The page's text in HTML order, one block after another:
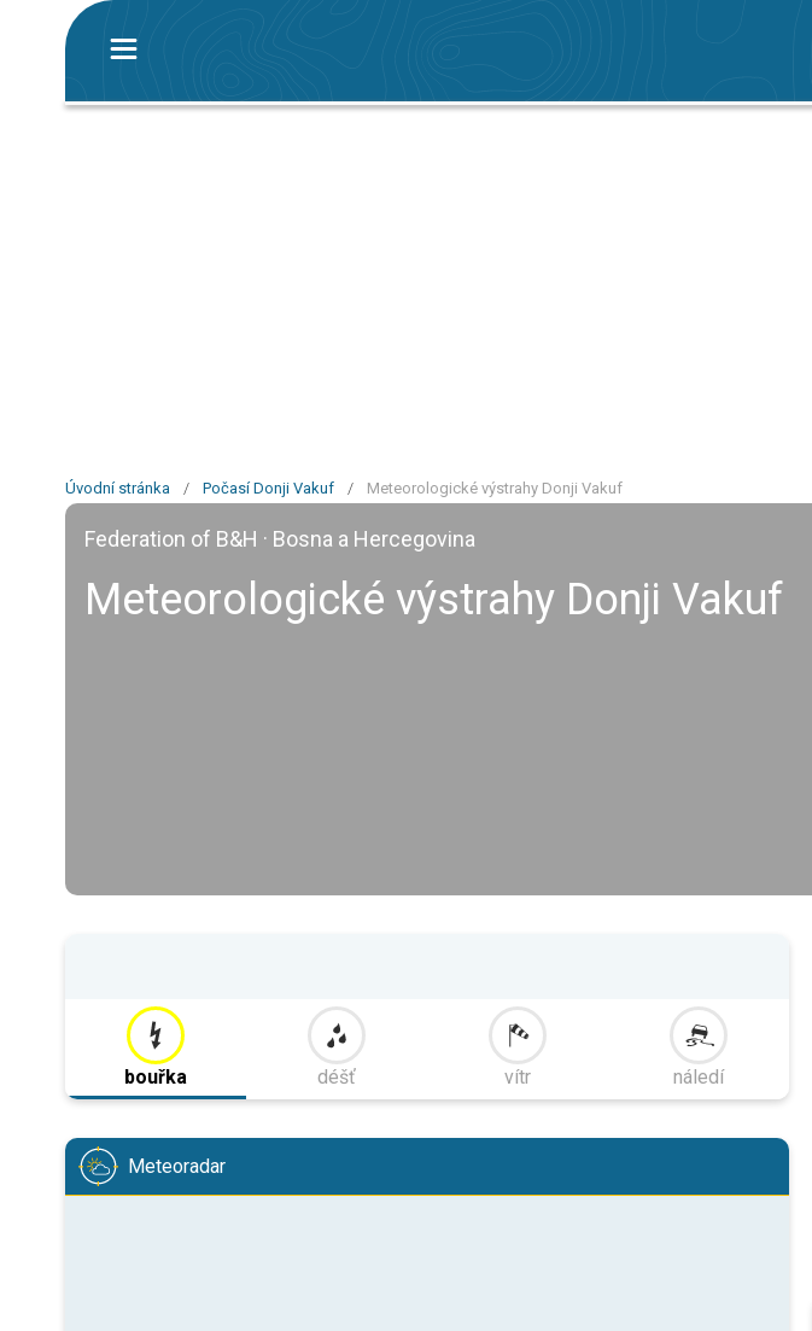
Úvodní stránka / Počasí Donji Vakuf / Meteorologické výstrahy Donji Vakuf
Federation of B&H · Bosna a Hercegovina
Meteorologické výstrahy Donji Vakuf
bouřka déšť vítr náledí
Meteoradar